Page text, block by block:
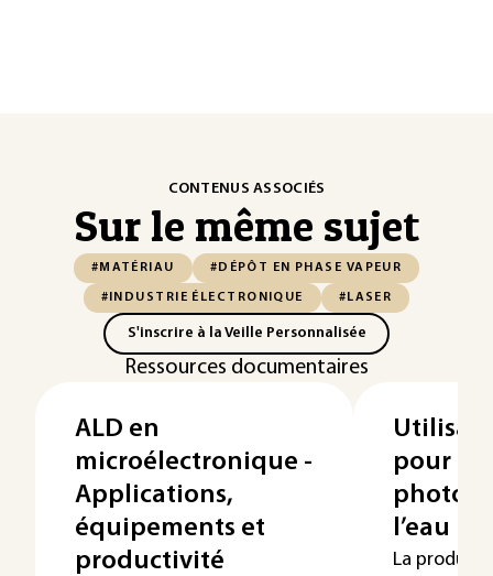
CONTENUS ASSOCIÉS
Sur le même sujet
#MATÉRIAU #DÉPÔT EN PHASE VAPEUR
#INDUSTRIE ÉLECTRONIQUE #LASER
S'inscrire à la Veille Personnalisée
Ressources documentaires
ALD en
microélectronique -
Applications,
équipements et
productivité
pour la
l’eau
La